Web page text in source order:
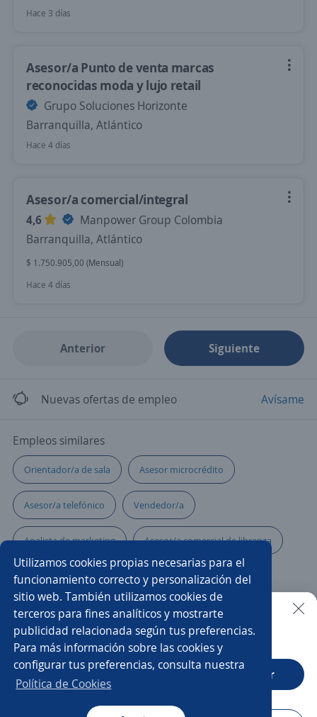
Utilizamos cookies propias necesarias para el
funcionamiento correcto y personalización del
sitio web. También utilizamos cookies de
terceros para fines analíticos y mostrarte
publicidad relacionada según tus preferencias.
Para más información sobre las cookies y
configurar tus preferencias, consulta nuestra
Política de Cookies
Hace 3 días
Asesor/a Punto de venta marcas
reconocidas moda y lujo retail
Grupo Soluciones Horizonte
Barranquilla, Atlántico
Hace 4 días
Asesor/a comercial/integral
4,6
Manpower Group Colombia
Barranquilla, Atlántico
$ 1.750.905,00 (Mensual)
Hace 4 días
Anterior Siguiente
Nuevas ofertas de empleo Avísame
Empleos similares
Orientador/a de sala Asesor microcrédito
Asesor/a telefónico Vendedor/a
Analista de marketing Asesor/a comercial de libranza
Gerente tienda Asesor/a de repuestos
Asesor/a comercial de telecomunicaciones
Comercial tienda Asesores de servicio
Asesor/a de servicio
Buscar es más fácil en la app
CT App Abrir